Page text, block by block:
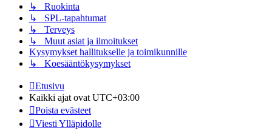
↳ Ruokinta
↳ SPL-tapahtumat
↳ Terveys
↳ Muut asiat ja ilmoitukset
Kysymykset hallitukselle ja toimikunnille
↳ Koesääntökysymykset
Etusivu
Kaikki ajat ovat UTC+03:00
Poista evästeet
Viesti Ylläpidolle